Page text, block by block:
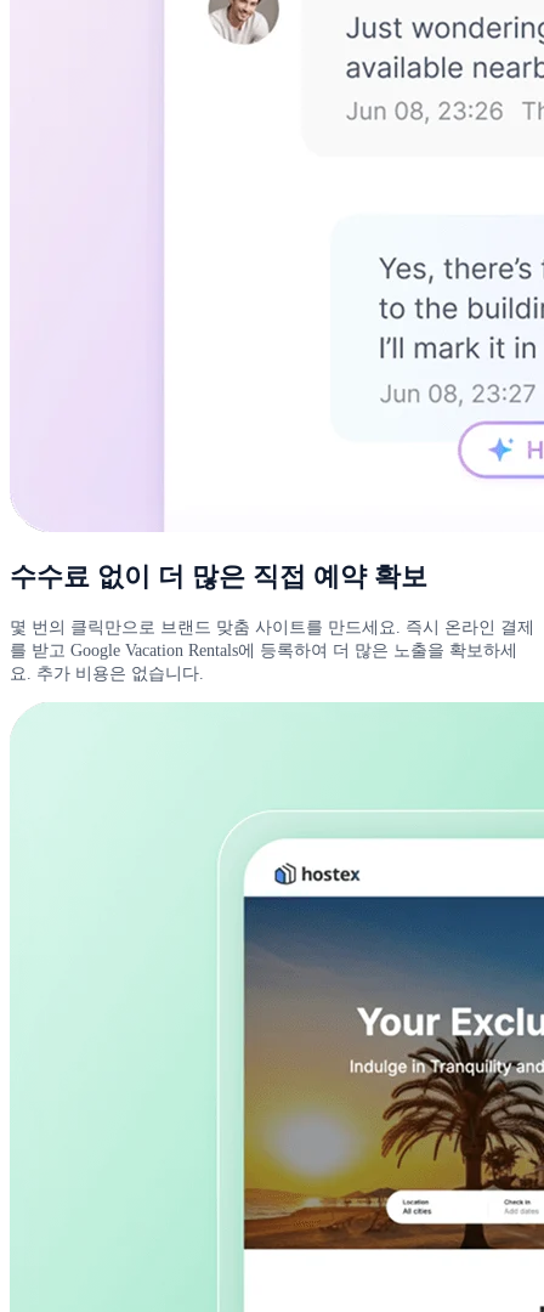
수수료 없이 더 많은 직접 예약 확보
몇 번의 클릭만으로 브랜드 맞춤 사이트를 만드세요. 즉시 온라인 결제
를 받고 Google Vacation Rentals에 등록하여 더 많은 노출을 확보하세
요. 추가 비용은 없습니다.